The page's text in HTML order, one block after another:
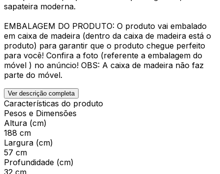
sapateira moderna.
EMBALAGEM DO PRODUTO: O produto vai embalado
em caixa de madeira (dentro da caixa de madeira está o
produto) para garantir que o produto chegue perfeito
para você! Confira a foto (referente a embalagem do
móvel ) no anúncio! OBS: A caixa de madeira não faz
parte do móvel.
Ver descrição completa
Características do produto
Pesos e Dimensões
Altura (cm)
188 cm
Largura (cm)
57 cm
Profundidade (cm)
32 cm